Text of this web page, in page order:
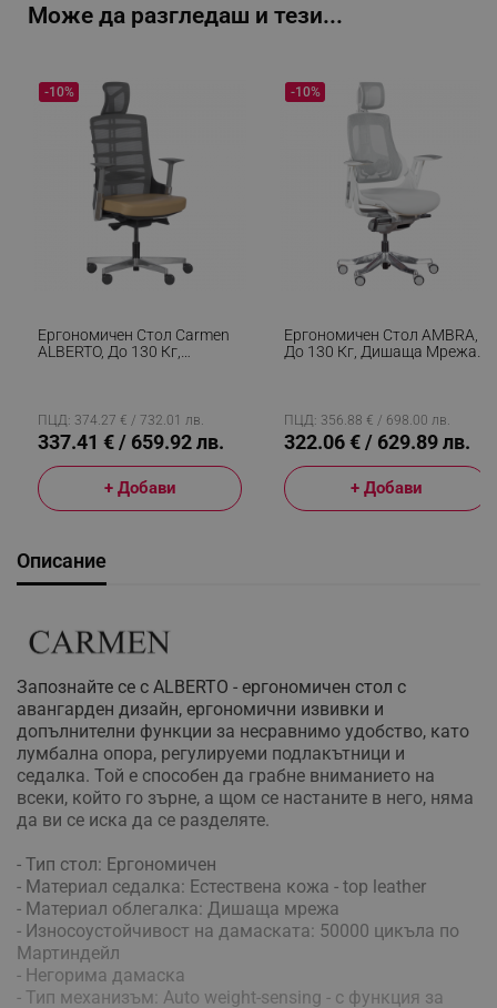
Може да разгледаш и тези...
Ергономичен Стол Carmen
ALBERTO, До 130 Кг,
Антишок, Бежов
-10%
ПЦД: 374.27 € / 732.01 лв.
337.41 € / 659.92 лв.
+ Добави
Ергономичен Стол AMBRA,
До 130 Кг, Дишаща Мрежа,
Плавно Регулиране, Бял
-10%
ПЦД: 356.88 € / 698.00 лв.
322.06 € / 629.89 лв.
+ Добави
Описание
Запознайте се с ALBERTO - ергономичен стол с
авангарден дизайн, ергономични извивки и
допълнителни функции за несравнимо удобство, като
лумбална опора, регулируеми подлакътници и
седалка. Той е способен да грабне вниманието на
всеки, който го зърне, а щом се настаните в него, няма
да ви се иска да се разделяте.
- Тип стол: Ергономичен
- Материал седалка: Естествена кожа - top leather
- Материал облегалка: Дишаща мрежа
- Износоустойчивост на дамаската: 50000 цикъла по
Мартиндейл
- Негорима дамаска
- Тип механизъм: Auto weight-sensing - с функция за